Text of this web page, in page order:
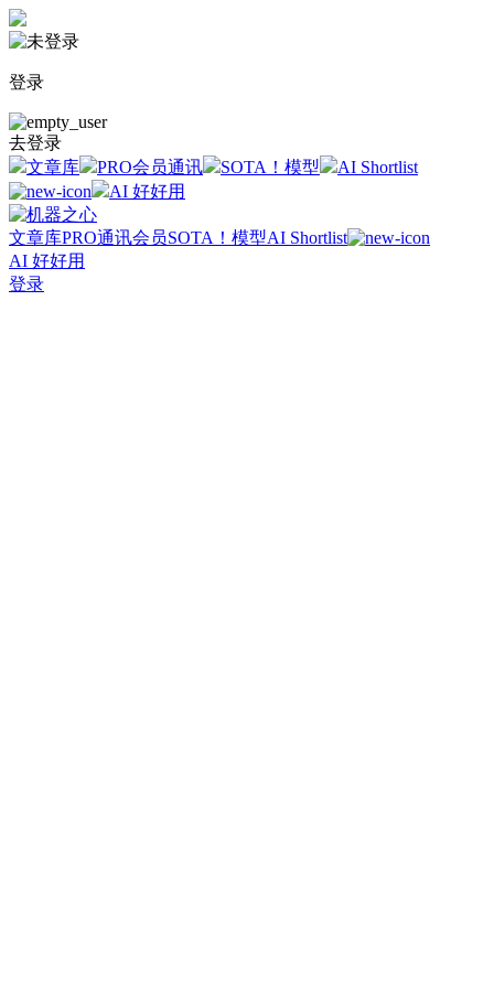
登录
去登录
文章库
PRO会员通讯 SOTA！模型
AI Shortlist
AI 好好用
文章库PRO通讯会员SOTA！模型AI Shortlist
AI 好好用
登录